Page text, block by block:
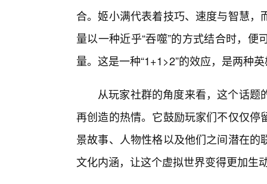
合。姬小满代表着技巧、速度与智慧
量以一种近乎“吞噬”的方式结合时，
量。这是一种“1+1>2”的效应，是两种
从玩家社群的角度来看，这个话
再创造的热情。它鼓励玩家们不仅仅
景故事、人物性格以及他们之间潜在
文化内涵，让这个虚拟世界变得更加生